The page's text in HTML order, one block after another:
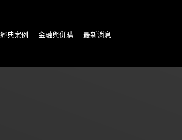
經典案例 金融與併購 最新消息